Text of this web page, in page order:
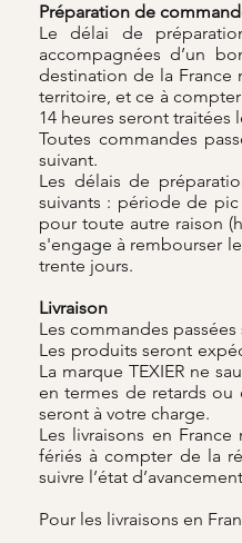
Préparation de
Le délai de
accompagnées d’un
destination de la France
territoire, et ce à
14 heures seront traitées
Toutes commandes
suivant.
Les délais de
suivants : période de
pour toute autre raison
s'engage à rembourser
trente jours.
Livraison
Les commandes passées
Les produits seront
La marque TEXIER ne
en termes de retards ou
seront à votre charge.
Les livraisons en
fériés à compter de la
suivre l’état
Pour les livraisons en